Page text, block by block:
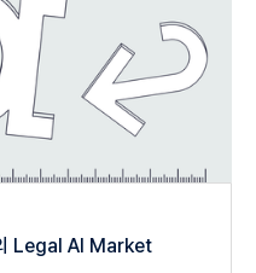
Legal AI Market